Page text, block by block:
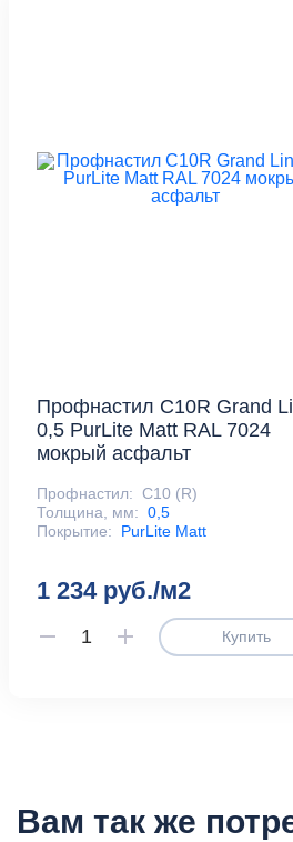
Профнастил С10R Grand
0,5 PurLite Matt RAL 7024
мокрый асфальт
Профнастил: С10 (R)
Толщина, мм: 0,5
Покрытие:
PurLite Matt
1 234 руб./м2
Купить
Вам так же